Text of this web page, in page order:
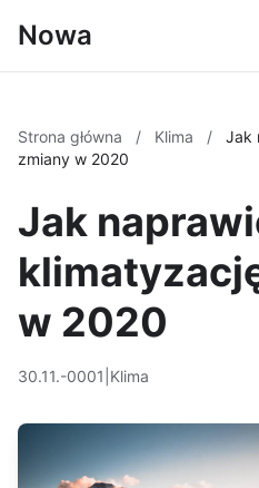
Nowa
Strona główna / Klima /
Jak
zmiany w 2020
Jak
w 2020
30.11.-0001 Klima